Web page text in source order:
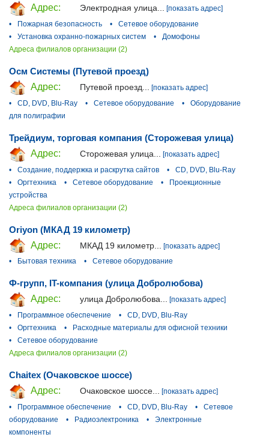
Адрес:
Электродная улица... [показать адрес]
•
Пожарная безопасность •
Сетевое оборудование
•
Установка охранно-пожарных систем •
Домофоны
Адреса филиалов организации (2)
Осм Системы (Путевой проезд)
Адрес:
Путевой проезд...
[показать адрес]
•
CD, DVD, Blu-Ray • Сетевое оборудование •
Оборудование
для полиграфии
Трейдиум, торговая компания (Сторожевая улица)
Адрес:
Сторожевая улица...
[показать адрес]
•
Создание, поддержка и раскрутка сайтов •
CD, DVD, Blu-Ray
•
Оргтехника • Сетевое оборудование •
Проекционные
устройства
Адреса филиалов организации (2)
Oriyon (МКАД 19 километр)
Адрес:
МКАД 19 километр...
[показать адрес]
•
Бытовая техника • Сетевое оборудование
Ф-групп, IT-компания (улица Добролюбова)
Адрес:
улица Добролюбова... [показать адрес]
•
Программное обеспечение •
CD, DVD, Blu-Ray
•
Оргтехника •
Расходные материалы для офисной техники
•
Сетевое оборудование
Адреса филиалов организации (2)
Chaitex (Очаковское шоссе)
Адрес:
Очаковское шоссе...
[показать адрес]
•
Программное обеспечение • CD, DVD, Blu-Ray •
Сетевое
оборудование
• Радиоэлектроника •
Электронные
компоненты